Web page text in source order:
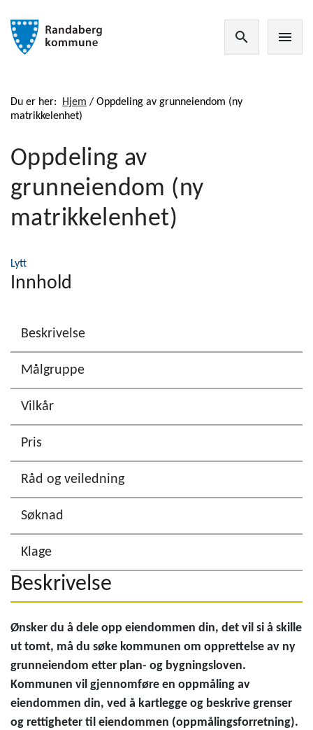
search menu
Du er her: Hjem / Oppdeling av grunneiendom (ny
matrikkelenhet)
Oppdeling av
grunneiendom (ny
matrikkelenhet)
Lytt
Innhold
Beskrivelse
Målgruppe
Vilkår
Pris
Råd og veiledning
Søknad
Klage
Beskrivelse
Ønsker du å dele opp eiendommen din, det vil si å skille
ut tomt, må du søke kommunen om opprettelse av ny
grunneiendom etter plan- og bygningsloven.
Kommunen vil gjennomføre en oppmåling av
eiendommen din, ved å kartlegge og beskrive grenser
og rettigheter til eiendommen (oppmålingsforretning).